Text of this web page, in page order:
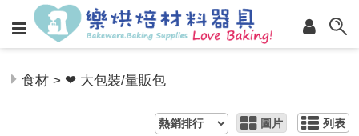
食材 > ❤ 大包裝/量販包
圖片 列表